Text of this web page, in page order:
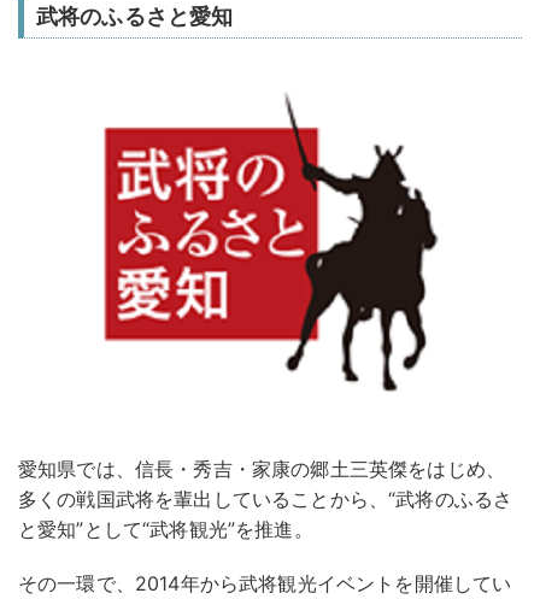
武将のふるさと愛知
愛知県では、信長・秀吉・家康の郷土三英傑をはじめ、
多くの戦国武将を輩出していることから、“武将のふるさ
と愛知”として“武将観光”を推進。
その一環で、2014年から武将観光イベントを開催してい